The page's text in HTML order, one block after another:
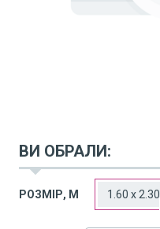
ВИ ОБРАЛИ:
arrow_drop_down
РОЗМІР, М 1.60 x 2.30